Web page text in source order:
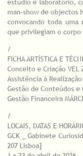
estúdio e laboratório,
man-show de objectos
convocando toda uma
que privilegiam o
/
FICHA ARTÍSTICA E
Conceito e Criação VEL
Assistência à Realização
Gestão de Conteúdos e
Gestão Financeira
/
LOCAIS, DATAS E
GCK _ Gabinete
207 Lisboa]